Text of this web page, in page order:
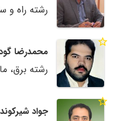
رشته راه و
محمدرضا
رشته برق،
جواد شیرکوند